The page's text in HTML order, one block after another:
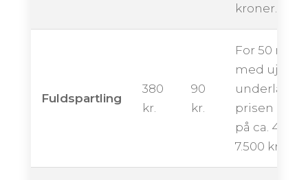
kroner.
Fuldspartling
380
kr.
90
kr.
For 50 m²
med
underlag
prisen ligge
på ca. 4.500
7.500